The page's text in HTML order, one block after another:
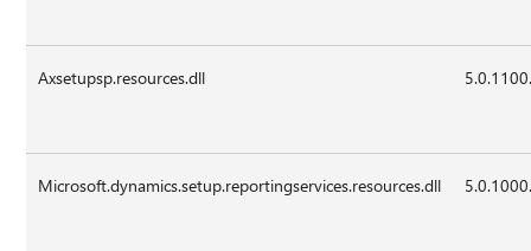
Axsetupsp.resources.dll
Microsoft.dynamics.setup.reportingservices.resources.dll